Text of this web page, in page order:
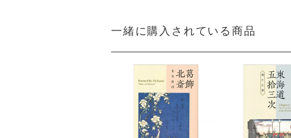
一緒に購入されている商品